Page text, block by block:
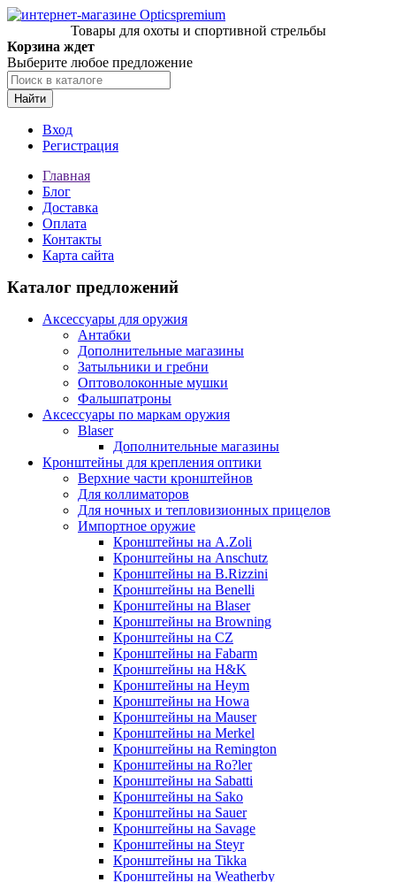
Товары для охоты и спортивной стрельбы
Корзина ждет
Выберите любое предложение
Найти
Вход
Регистрация
Главная
Блог
Доставка
Оплата
Контакты
Карта сайта
Каталог предложений
Аксессуары для оружия
Антабки
Дополнительные магазины
Затыльники и гребни
Оптоволоконные мушки
Фальшпатроны
Аксессуары по маркам оружия
Blaser
Дополнительные магазины
Кронштейны для крепления оптики
Верхние части кронштейнов
Для коллиматоров
Для ночных и тепловизионных прицелов
Импортное оружие
Кронштейны на A.Zoli
Кронштейны на Anschutz
Кронштейны на B.Rizzini
Кронштейны на Benelli
Кронштейны на Blaser
Кронштейны на Browning
Кронштейны на CZ
Кронштейны на Fabarm
Кронштейны на H&K
Кронштейны на Heym
Кронштейны на Howa
Кронштейны на Mauser
Кронштейны на Merkel
Кронштейны на Remington
Кронштейны на Ro?ler
Кронштейны на Sabatti
Кронштейны на Sako
Кронштейны на Sauer
Кронштейны на Savage
Кронштейны на Steyr
Кронштейны на Tikka
Кронштейны на Weatherby